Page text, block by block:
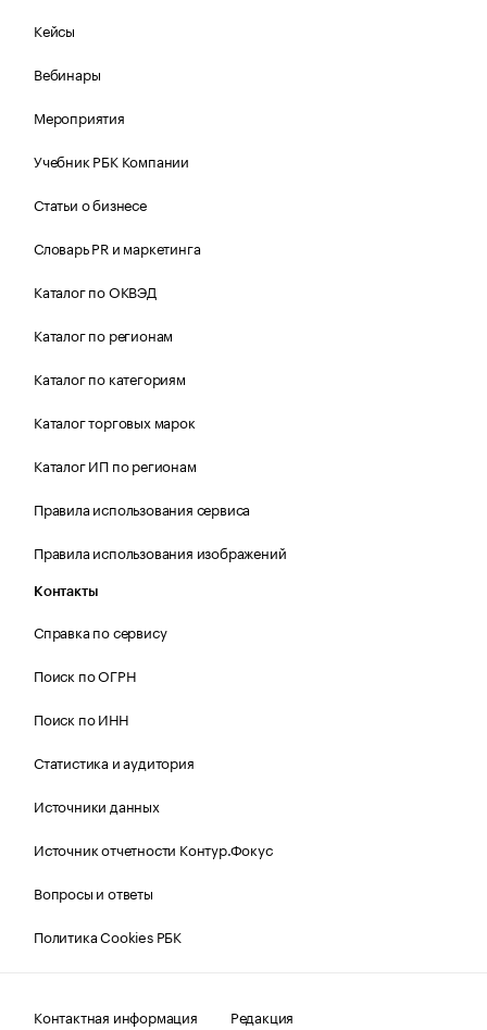
Кейсы
Вебинары
Мероприятия
Учебник РБК Компании
Статьи о бизнесе
Словарь PR и маркетинга
Каталог по ОКВЭД
Каталог по регионам
Каталог по категориям
Каталог торговых марок
Каталог ИП по регионам
Правила использования сервиса
Правила использования изображений
Контакты
Справка по сервису
Поиск по ОГРН
Поиск по ИНН
Статистика и аудитория
Источники данных
Источник отчетности Контур.Фокус
Вопросы и ответы
Политика Cookies РБК
Контактная информация Редакция